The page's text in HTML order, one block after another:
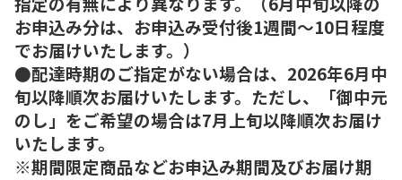
お申込み分は、お申込み受付後1週間～10日程度
でお届けいたします。）
●配達時期のご指定がない場合は、2026年6月中
旬以降順次お届けいたします。ただし、「御中元
のし」をご希望の場合は7月上旬以降順次お届け
いたします。
※期間限定商品などお申込み期間及びお届け期